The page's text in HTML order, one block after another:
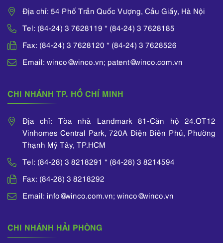
Địa chỉ: 54 Phố Trần Quốc Vượng, Cầu Giấy, Hà Nội
Tel: (84-24) 3 7628119 * (84-24) 3 7628185
Fax: (84-24) 3 7628120 * (84-24) 3 7628526
Email: winco@winco.vn; patent@winco.com.vn
CHI NHÁNH TP. HỒ CHÍ MINH
Địa chỉ: Tòa nhà Landmark 81-Căn hộ 24.OT12
Vinhomes Central Park, 720A Điện Biên Phủ, Phường
Thạnh Mỹ Tây, TP.HCM
Tel: (84-28) 3 8218291 * (84-28) 3 8214594
Fax: (84-28) 3 8218292
Email: info@winco.com.vn; winco@winco.vn
CHI NHÁNH HẢI PHÒNG